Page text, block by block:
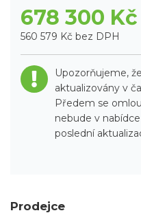
678 300 Kč
560 579 Kč bez DPH
Upozorňujeme,
aktualizovány v
Předem se
nebude v
poslední
Prodejce